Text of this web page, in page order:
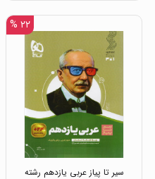
۲۲ %
سیر تا پیاز عربی یازدهم رشته